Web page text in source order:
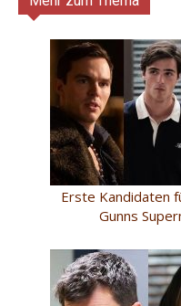
Erste Kandidaten
Gunns